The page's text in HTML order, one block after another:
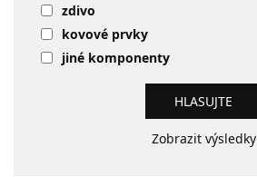
zdivo
kovové prvky
jiné komponenty
Zobrazit výsledky